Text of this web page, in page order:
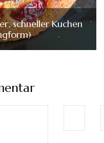
schneller Kuchen